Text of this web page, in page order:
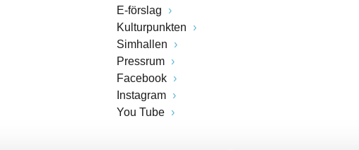
E-förslag
Kulturpunkten
Simhallen
Pressrum
Facebook
Instagram
You Tube